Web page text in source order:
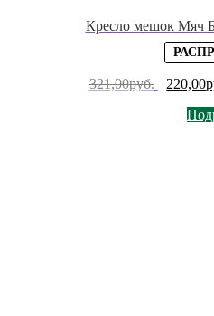
Кресло мешок Мяч
321,00руб. 220,00